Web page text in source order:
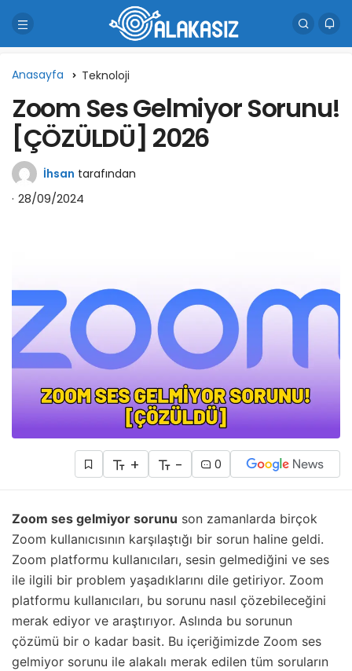
Anasayfa Teknoloji
Zoom Ses Gelmiyor Sorunu!
[ÇÖZÜLDÜ] 2026
İhsan tarafından
28/09/2024
+ - 0
Zoom ses gelmiyor sorunu son zamanlarda birçok
Zoom kullanıcısının karşılaştığı bir sorun haline geldi.
Zoom platformu kullanıcıları, sesin gelmediğini ve ses
ile ilgili bir problem yaşadıklarını dile getiriyor. Zoom
platformu kullanıcıları, bu sorunu nasıl çözebileceğini
merak ediyor ve araştırıyor. Aslında bu sorunun
çözümü bir o kadar basit. Bu içeriğimizde Zoom ses
gelmiyor sorunu ile alakalı merak edilen tüm soruların